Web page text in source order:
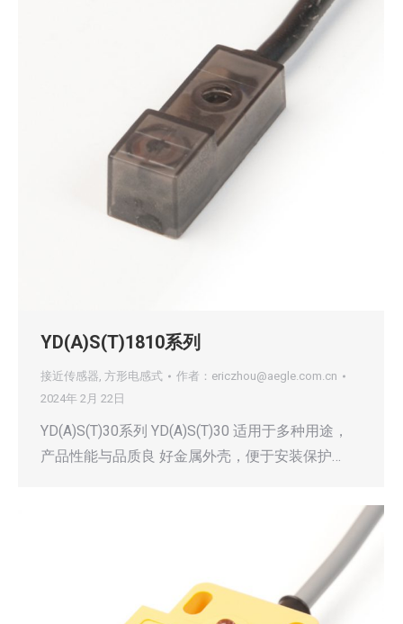
YD(A)S(T)1810系列
接近传感器, 方形电感式 作者： ericzhou@aegle.com.cn
2024年 2月 22日
YD(A)S(T)30系列 YD(A)S(T)30 适用于多种用途，
产品性能与品质良 好金属外壳，便于安装保护…